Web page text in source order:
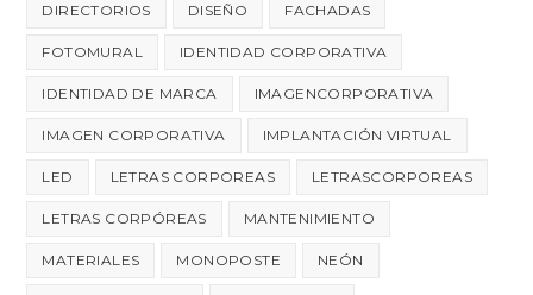
DIRECTORIOS DISEÑO FACHADAS
FOTOMURAL IDENTIDAD CORPORATIVA
IDENTIDAD DE MARCA IMAGENCORPORATIVA
IMAGEN CORPORATIVA IMPLANTACIÓN VIRTUAL
LED LETRAS CORPOREAS LETRASCORPOREAS
LETRAS CORPÓREAS MANTENIMIENTO
MATERIALES MONOPOSTE NEÓN